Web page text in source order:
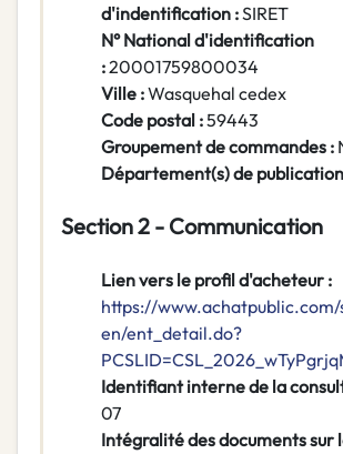
d'indentification :SIRET
N° National d'identification
:20001759800034
Ville :Wasquehal cedex
Code postal :59443
Groupement de commandes :
Département(s) de
Section 2 - Communication
Lien vers le profil d'acheteur :
https://
en/ent_detail.do?
Identifiant interne de la
07
Intégralité des documents sur